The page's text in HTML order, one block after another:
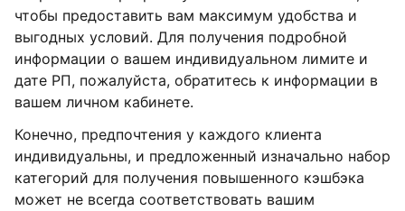
чтобы предоставить вам максимум удобства и
выгодных условий. Для получения подробной
информации о вашем индивидуальном лимите и
дате РП, пожалуйста, обратитесь к информации в
вашем личном кабинете.
Конечно, предпочтения у каждого клиента
индивидуальны, и предложенный изначально набор
категорий для получения повышенного кэшбэка
может не всегда соответствовать вашим